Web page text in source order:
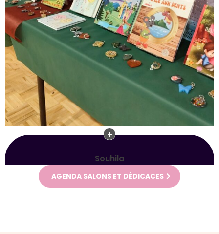
Souhila
AGENDA SALONS ET DÉDICACES